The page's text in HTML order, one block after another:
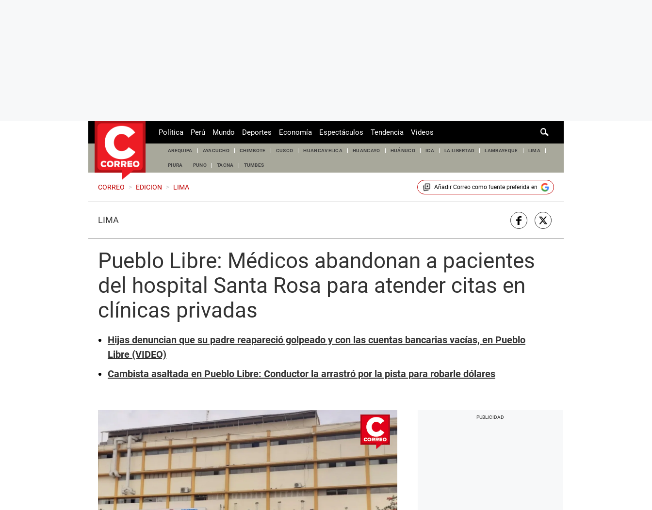
de
Política Perú Mundo Deportes Economía Espectáculos Tendencia Videos
AREQUIPA AYACUCHO CHIMBOTE CUSCO HUANCAVELICA HUANCAYO HUÁNUCO ICA LA LIBERTAD LAMBAYEQUE LIMA
PIURA PUNO TACNA TUMBES
CORREO > EDICION > LIMA Añadir Correocomo fuente preferida en
LIMA
Pueblo Libre: Médicos abandonan a pacientes
del hospital Santa Rosa para atender citas en
clínicas privadas
Hijas denuncian que su padre reapareció golpeado y con las cuentas bancarias vacías, en Pueblo
Libre (VIDEO)
Cambista asaltada en Pueblo Libre: Conductor la arrastró por la pista para robarle dólares